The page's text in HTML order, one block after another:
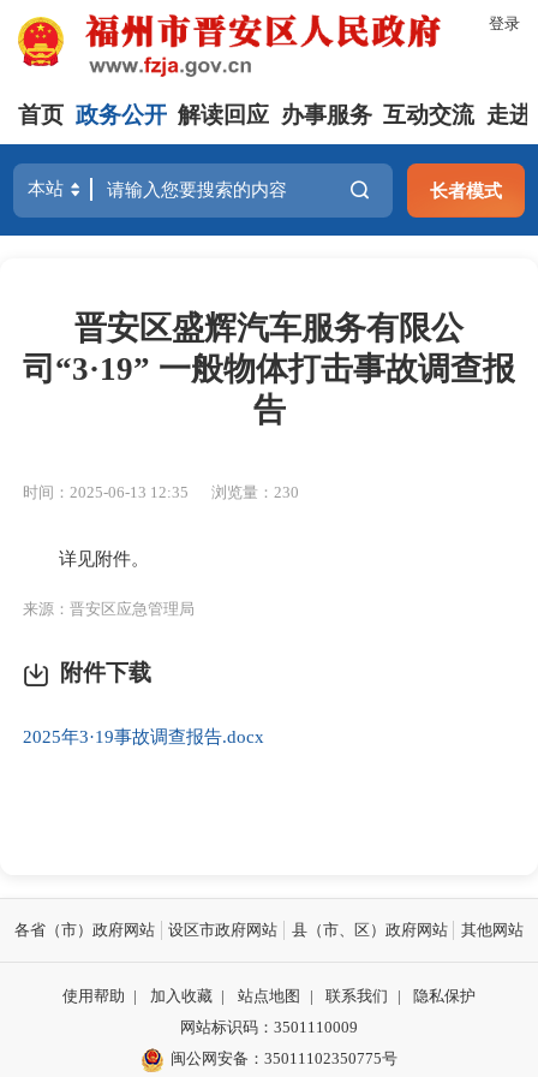
登录
首页 政务公开 解读回应 办事服务 互动交流 走进
长者模式
晋安区盛辉汽车服务有限公
司“3·19” 一般物体打击事故调查报
告
时间：2025-06-13 12:35 浏览量：230
详见附件。
来源：晋安区应急管理局
附件下载
2025年3·19事故调查报告.docx
各省（市）政府网站 设区市政府网站 县（市、区）政府网站 其他网站
使用帮助 | 加入收藏 | 站点地图 | 联系我们 |
隐私保护
网站标识码：3501110009
闽公网安备：35011102350775号